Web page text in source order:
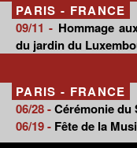
PARIS - FRANCE
09/11 - Hommage
du jardin du
PARIS - FRANCE
06/28 -Cérémonie du
06/19 - Fête de la